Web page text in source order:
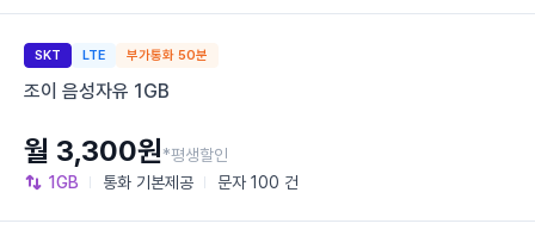
SKT LTE 부가통화 50분
조이 음성자유 1GB
1GB 통화 기본제공 문자 100 건
월 3,300원*평생할인